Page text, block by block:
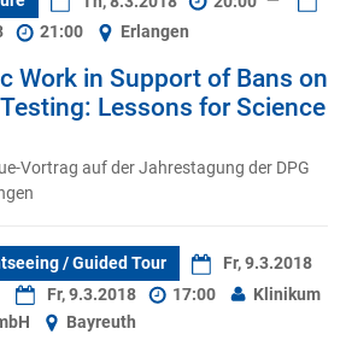
21:00 Erlangen
Work in Support of Bans on
Lessons for Science
Vortrag auf der Jahrestagung der DPG
/ Guided Tour
Fr, 9.3.2018
Fr, 9.3.2018 17:00
Klinikum
Bayreuth